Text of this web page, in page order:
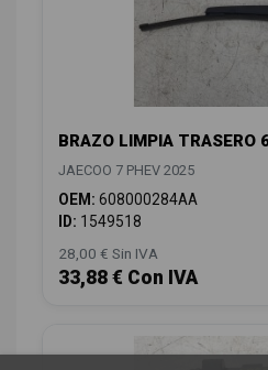
BRAZO LIMPIA TRASERO
JAECOO 7 PHEV 2025
OEM: 608000284AA
ID: 1549518
28,00 € Sin IVA
33,88 € Con IVA